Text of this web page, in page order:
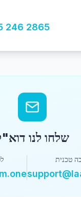
246 2865
שלחו לנו
טכנית